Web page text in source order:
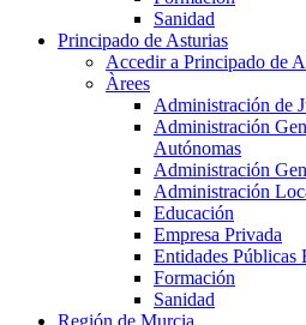
Sanidad
Principado de Asturias
Accedir a Principado de
Àrees
Administración de
Administración
Autónomas
Administración
Administración
Educación
Empresa Privada
Entidades Públicas
Formación
Sanidad